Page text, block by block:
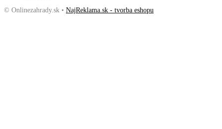
© Onlinezahrady.sk • NajReklama.sk - tvorba eshopu